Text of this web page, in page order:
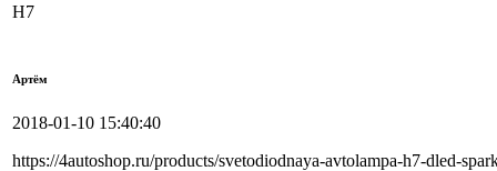
H7
Артём
2018-01-10 15:40:40
https://4autoshop.ru/products/svetodiodnaya-avtolampa-h7-dled-